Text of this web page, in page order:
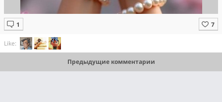
Like:
Предыдущие комментарии